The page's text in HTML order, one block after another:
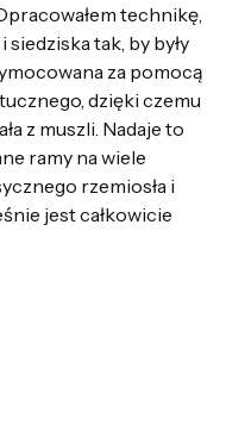
technikę,
tak, by były
za pomocą
dzięki czemu
z muszli. Nadaje to
ramy na wiele
rzemiosła i
jest całkowicie